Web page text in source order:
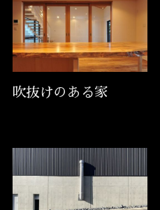
吹抜けのある家